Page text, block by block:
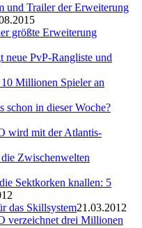
und Trailer der Erweiterung
größte Erweiterung
neue PvP-Rangliste und
Millionen Spieler an
schon in dieser Woche?
wird mit der Atlantis-
Zwischenwelten
Sektkorken knallen: 5
das Skillsystem21.03.2012
verzeichnet drei Millionen